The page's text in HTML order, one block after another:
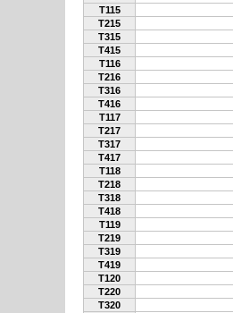
T115
T215
T315
T415
T116
T216
T316
T416
T117
T217
T317
T417
T118
T218
T318
T418
T119
T219
T319
T419
T120
T220
T320